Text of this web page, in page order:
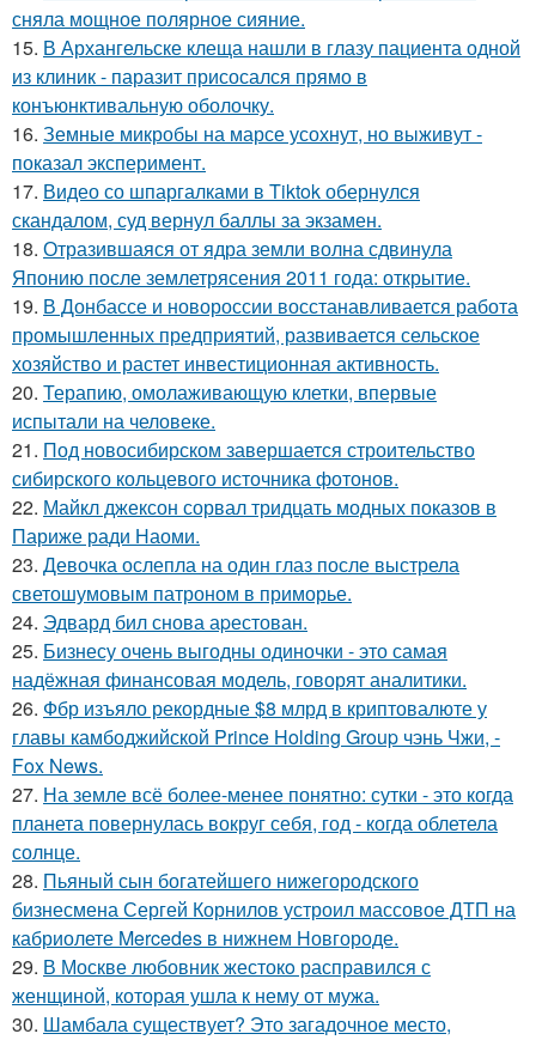
сняла мощное полярное сияние.
15. В Архангельске клеща нашли в глазу пациента одной
из клиник - паразит присосался прямо в
конъюнктивальную оболочку.
16. Земные микробы на марсе усохнут, но выживут -
показал эксперимент.
17. Видео со шпаргалками в Tiktok обернулся
скандалом, суд вернул баллы за экзамен.
18. Отразившаяся от ядра земли волна сдвинула
Японию после землетрясения 2011 года: открытие.
19. В Донбассе и новороссии восстанавливается работа
промышленных предприятий, развивается сельское
хозяйство и растет инвестиционная активность.
20. Терапию, омолаживающую клетки, впервые
испытали на человеке.
21. Под новосибирском завершается строительство
сибирского кольцевого источника фотонов.
22. Майкл джексон сорвал тридцать модных показов в
Париже ради Наоми.
23. Девочка ослепла на один глаз после выстрела
светошумовым патроном в приморье.
24. Эдвард бил снова аpестован.
25. Бизнесу очень выгодны одиночки - это самая
надёжная финансовая модель, говорят аналитики.
26. Фбр изъяло рекордные $8 млрд в криптовалюте у
главы камбоджийской Prince Holding Group чэнь Чжи, -
Fox News.
27. На земле всё более-менее понятно: сутки - это когда
планета повернулась вокруг себя, год - когда облетела
солнце.
28. Пьяный сын богатейшего нижегородского
бизнесмена Сергей Корнилов устроил массовое ДТП на
кабриолете Mercedes в нижнем Новгороде.
29. В Москве любовник жестокo расправился с
женщиной, которая ушла к нему от мужа.
30. Шамбала существует? Это загадочное место,